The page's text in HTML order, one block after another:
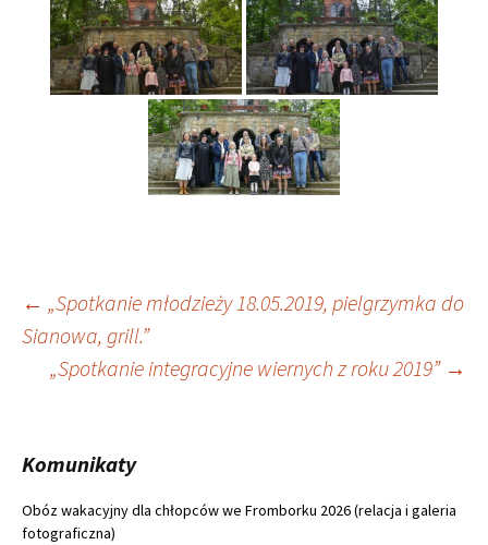
Nawigacja
wpisu
← „Spotkanie młodzieży 18.05.2019, pielgrzymka do
Sianowa, grill.”
„Spotkanie integracyjne wiernych z roku 2019” →
Komunikaty
Obóz wakacyjny dla chłopców we Fromborku 2026 (relacja i galeria
fotograficzna)